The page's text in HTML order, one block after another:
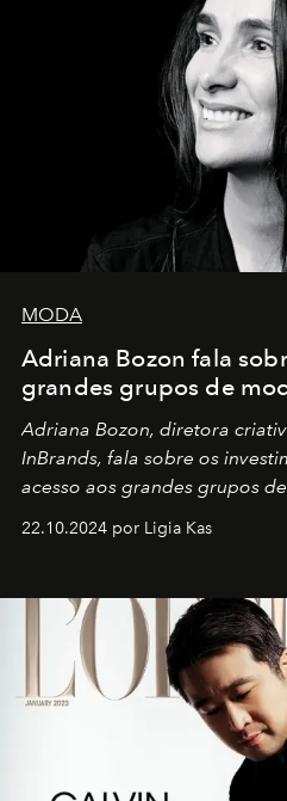
MODA
Adriana Bozon fala
grandes grupos de
Adriana Bozon, diretora
InBrands, fala sobre os
acesso aos grandes grupos
22.10.2024 por Ligia Kas